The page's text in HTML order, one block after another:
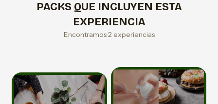
PACKS QUE INCLUYEN ESTA
EXPERIENCIA
Encontramos 2 experiencias